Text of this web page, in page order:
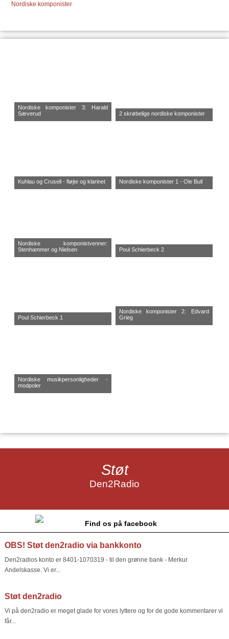
Nordiske komponister
Nordiske komponister 3: Harald
Sæverud
2 skrøbelige nordiske komponister
Kuhlau og Crusell - fløjte og klarinet Nordiske komponister 1 - Ole Bull
Nordiske komponistvenner:
Stenhammer og Nielsen
Poul Schierbeck 2
Poul Schierbeck 1
Nordiske komponister 2: Edvard
Grieg
Nordiske musikpersonligheder -
modpoler
Støt
Den2Radio
Find os på facebook
OBS! Støt den2radio via bankkonto
Den2radios konto er 8401-1070319 - til den grønne bank - Merkur
Andelskasse. Vi er...
Støt den2radio
Vi på den2radio er meget glade for vores lyttere og for de gode kommentarer vi
får...